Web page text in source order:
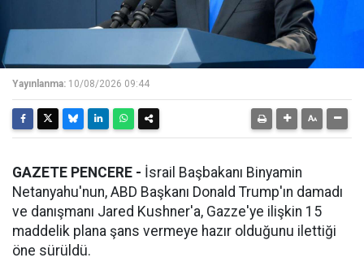
Yayınlanma: 10/08/2026 09:44
GAZETE PENCERE - İsrail Başbakanı Binyamin
Netanyahu'nun, ABD Başkanı Donald Trump'ın damadı
ve danışmanı Jared Kushner'a, Gazze'ye ilişkin 15
maddelik plana şans vermeye hazır olduğunu ilettiği
öne sürüldü.